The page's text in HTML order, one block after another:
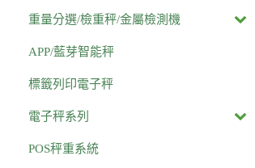
重量分選/檢重秤/金屬檢測機
APP/藍芽智能秤
標籤列印電子秤
電子秤系列
POS秤重系統